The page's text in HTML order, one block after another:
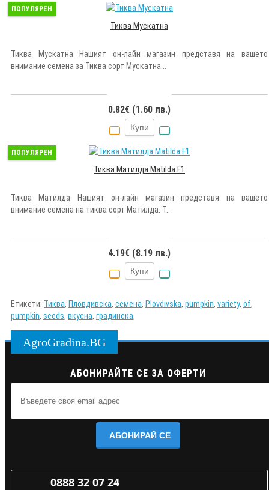
ПОПУЛЯРЕН
Тиква Мускатна
Тиква Мускатна Нашият он-лайн магазин представя на вашето
внимание семена за Тиква сорт Мускатна...
0.82€ (1.60 лв.)
Купи
ПОПУЛЯРЕН
Тиква Матилда Matilda F1
Тиква Матилда Нашият он-лайн магазин представя на вашето
внимание семена на тиква сорт Матилда. Т..
4.19€ (8.19 лв.)
Купи
Етикети: Тиква, Пловдивска, семена, Plovdivska, pumpkin, variety, of,
pumpkin, seeds, вкусна, градинска,
AgroGradina.BG
АБОНИРАЙТЕ СЕ ЗА ОФЕРТИ
АБОНИРАЙ СЕ
0888 32 07 24